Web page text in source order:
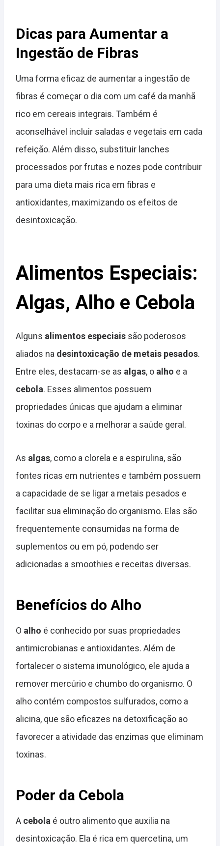
Dicas para Aumentar a
Ingestão de Fibras
Uma forma eficaz de aumentar a ingestão de
fibras é começar o dia com um café da manhã
rico em cereais integrais. Também é
aconselhável incluir saladas e vegetais em cada
refeição. Além disso, substituir lanches
processados por frutas e nozes pode contribuir
para uma dieta mais rica em fibras e
antioxidantes, maximizando os efeitos de
desintoxicação.
Alimentos Especiais:
Algas, Alho e Cebola
Alguns alimentos especiais são poderosos
aliados na desintoxicação de metais pesados.
Entre eles, destacam-se as algas, o alho e a
cebola. Esses alimentos possuem
propriedades únicas que ajudam a eliminar
toxinas do corpo e a melhorar a saúde geral.
As algas, como a clorela e a espirulina, são
fontes ricas em nutrientes e também possuem
a capacidade de se ligar a metais pesados e
facilitar sua eliminação do organismo. Elas são
frequentemente consumidas na forma de
suplementos ou em pó, podendo ser
adicionadas a smoothies e receitas diversas.
Benefícios do Alho
O alho é conhecido por suas propriedades
antimicrobianas e antioxidantes. Além de
fortalecer o sistema imunológico, ele ajuda a
remover mercúrio e chumbo do organismo. O
alho contém compostos sulfurados, como a
alicina, que são eficazes na detoxificação ao
favorecer a atividade das enzimas que eliminam
toxinas.
Poder da Cebola
A cebola é outro alimento que auxilia na
desintoxicação. Ela é rica em quercetina, um